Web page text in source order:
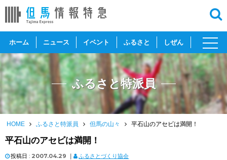
ホーム ニュース イベント ふるさと しぜん
toggle
ふるさと特派員
HOME ふるさと特派員 但馬の山々 平石山のアセビは満開！
平石山のアセビは満開！
投稿日 : 2007.04.29 ｜ ふるさとづくり協会